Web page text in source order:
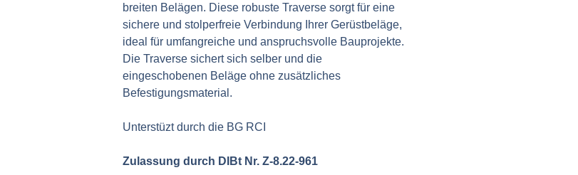
breiten Belägen. Diese robuste Traverse sorgt für eine
sichere und stolperfreie Verbindung Ihrer Gerüstbeläge,
ideal für umfangreiche und anspruchsvolle Bauprojekte.
Die Traverse sichert sich selber und die
eingeschobenen Beläge ohne zusätzliches
Befestigungsmaterial.
Unterstüzt durch die BG RCI
Zulassung durch DIBt Nr. Z-8.22-961